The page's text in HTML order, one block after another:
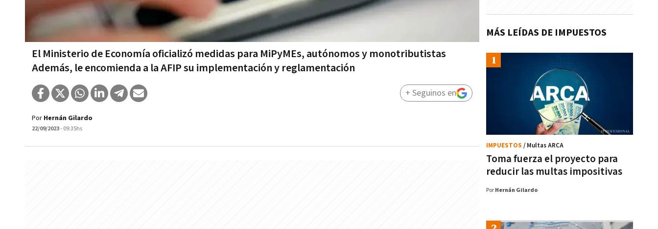
El Ministerio de Economía oficializó medidas para MiPyMEs, autónomos y monotributistas
Además, le encomienda a la AFIP su implementación y reglamentación
Por Hernán Gilardo
22/09/2023- 09:35hs
+ Seguinos en
MÁS LEÍDAS DE IMPUESTOS
Toma fuerza el proyecto para
reducir las multas impositivas
IMPUESTOS / Multas ARCA
Por Hernán Gilardo